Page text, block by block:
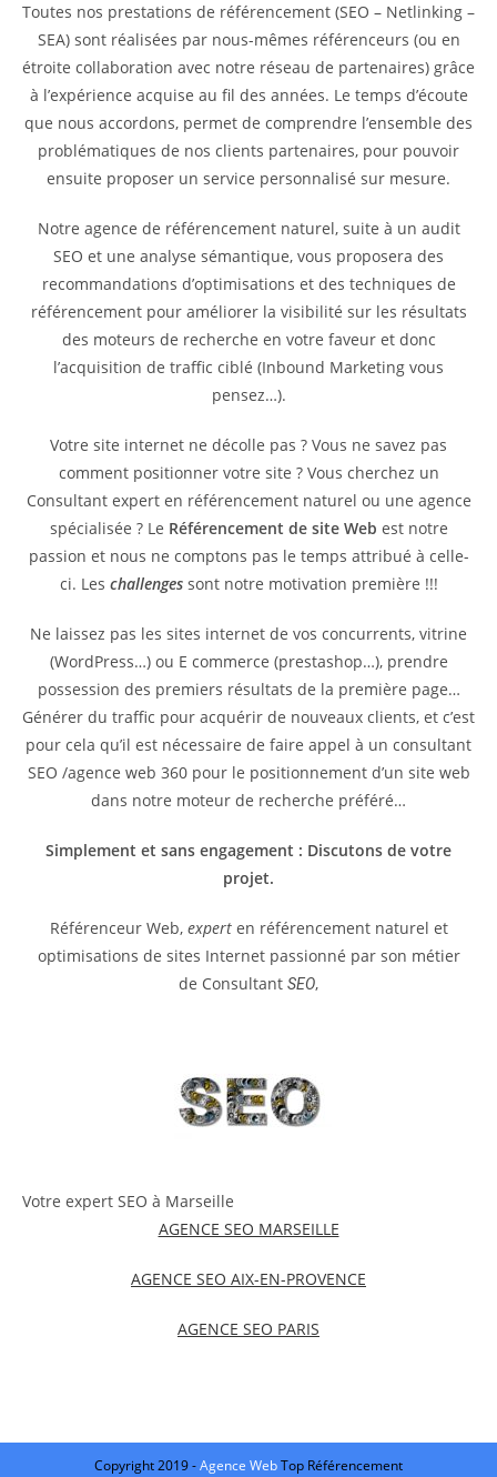
Toutes nos prestations de référencement (SEO – Netlinking –
SEA) sont réalisées par nous-mêmes référenceurs (ou en
étroite collaboration avec notre réseau de partenaires) grâce
à l’expérience acquise au fil des années. Le temps d’écoute
que nous accordons, permet de comprendre l’ensemble des
problématiques de nos clients partenaires, pour pouvoir
ensuite proposer un service personnalisé sur mesure.
Notre agence de référencement naturel, suite à un audit
SEO et une analyse sémantique, vous proposera des
recommandations d’optimisations et des techniques de
référencement pour améliorer la visibilité sur les résultats
des moteurs de recherche en votre faveur et donc
l’acquisition de traffic ciblé (Inbound Marketing vous
pensez…).
Votre site internet ne décolle pas ? Vous ne savez pas
comment positionner votre site ? Vous cherchez un
Consultant expert en référencement naturel ou une agence
spécialisée ? Le Référencement de site Web est notre
passion et nous ne comptons pas le temps attribué à celle-
ci. Les challengessont notre motivation première !!!
Ne laissez pas les sites internet de vos concurrents, vitrine
(WordPress…) ou E commerce (prestashop…), prendre
possession des premiers résultats de la première page…
Générer du traffic pour acquérir de nouveaux clients, et c’est
pour cela qu’il est nécessaire de faire appel à un consultant
SEO /agence web 360 pour le positionnement d’un site web
dans notre moteur de recherche préféré…
Simplement et sans engagement : Discutons de votre
projet.
Référenceur Web, experten référencement naturel et
optimisations de sites Internet passionné par son métier
de Consultant SEO,
Votre expert SEO à Marseille
AGENCE SEO MARSEILLE
AGENCE SEO AIX-EN-PROVENCE
AGENCE SEO PARIS
Copyright 2019 -Agence WebTop Référencement